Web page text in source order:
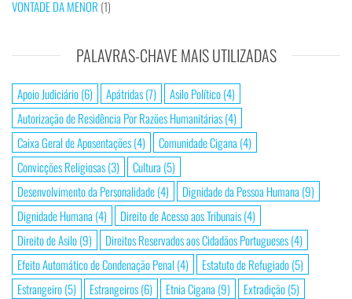
VONTADE DA MENOR (1)
PALAVRAS-CHAVE MAIS UTILIZADAS
Apoio Judiciário(6) Apátridas(7) Asilo Político(4)
Autorização de Residência Por Razões Humanitárias(4)
Caixa Geral de Aposentações(4) Comunidade Cigana (4)
Convicções Religiosas(3) Cultura (5)
Desenvolvimento da Personalidade(4) Dignidade da Pessoa Humana (9)
Dignidade Humana (4) Direito de Acesso aos Tribunais(4)
Direito de Asilo(9) Direitos Reservados aos Cidadãos Portugueses(4)
Efeito Automático de Condenação Penal (4) Estatuto de Refugiado(5)
Estrangeiro(5) Estrangeiros(6) Etnia Cigana (9) Extradição(5)